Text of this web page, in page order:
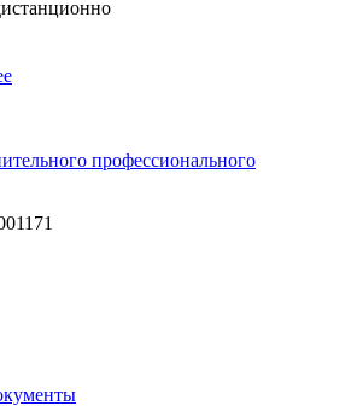
профессионального